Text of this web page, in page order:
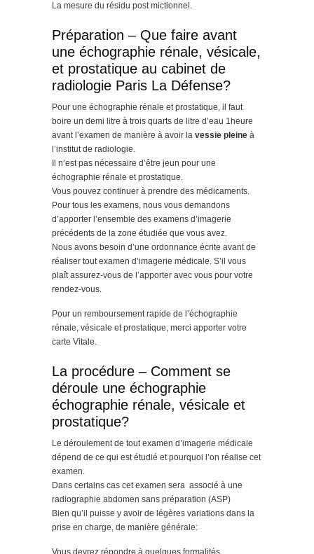
La mesure du résidu post mictionnel.
Préparation – Que faire avant
une échographie rénale, vésicale,
et prostatique au cabinet de
radiologie Paris La Défense?
Pour une échographie rénale et prostatique, il faut
boire un demi litre à trois quarts de litre d’eau 1heure
avant l’examen de manière à avoir la vessie pleine à
l’institut de radiologie.
Il n’est pas nécessaire d’être jeun pour une
échographie rénale et prostatique.
Vous pouvez continuer à prendre des médicaments.
Pour tous les examens, nous vous demandons
d’apporter l’ensemble des examens d’imagerie
précédents de la zone étudiée que vous avez.
Nous avons besoin d’une ordonnance écrite avant de
réaliser tout examen d’imagerie médicale. S’il vous
plaît assurez-vous de l’apporter avec vous pour votre
rendez-vous.
Pour un remboursement rapide de l’échographie
rénale, vésicale et prostatique, merci apporter votre
carte Vitale.
La procédure – Comment se
déroule une échographie
échographie rénale, vésicale et
prostatique?
Le déroulement de tout examen d’imagerie médicale
dépend de ce qui est étudié et pourquoi l’on réalise cet
examen.
Dans certains cas cet examen sera associé à une
radiographie abdomen sans préparation (ASP)
Bien qu’il puisse y avoir de légères variations dans la
prise en charge, de manière générale: